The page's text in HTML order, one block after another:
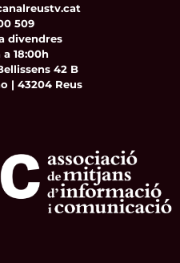
509
divendres
18:00h
42 B
| 43204 Reus